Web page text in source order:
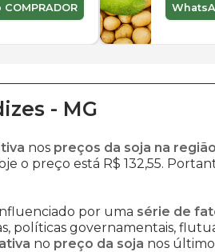
- MG
nos preços da soja na
o preço está R$ 132,55.
por uma série de
políticas governamentais,
no preço da soja nos